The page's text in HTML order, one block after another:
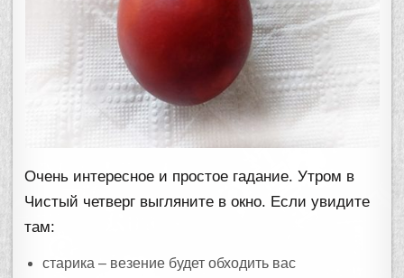
Очень интересное и простое гадание. Утром в
Чистый четверг выгляните в окно. Если увидите
там:
старика – везение будет обходить вас